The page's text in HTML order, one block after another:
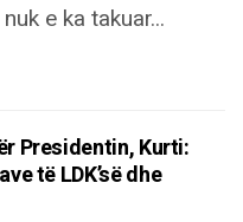
e ka takuar...
Presidentin, Kurti:
të LDK’së dhe